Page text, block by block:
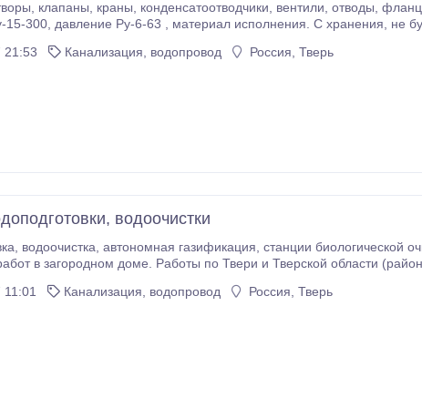
Продаём ро договорной цене за наличный
21:53
Канализация, водопровод Россия, Тверь
водоочистки
монтажно-
Работы по Твери и Тверской области (районам). Монтажные и пусконаладочные работы
Канализация, водопровод Россия, Тверь